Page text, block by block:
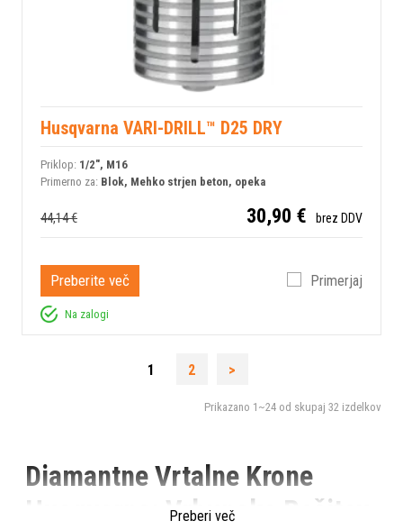
Husqvarna VARI-DRILL™ D25 DRY
Priklop: 1/2", M16
Primerno za: Blok, Mehko strjen beton, opeka
44,14 € 30,90 € brez DDV
Preberite več Primerjaj
Na zalogi
1 2 >
Prikazano 1~24 od skupaj 32 izdelkov
Diamantne Vrtalne Krone
Husqvarna: Vrhunska Rešitev
Preberi več